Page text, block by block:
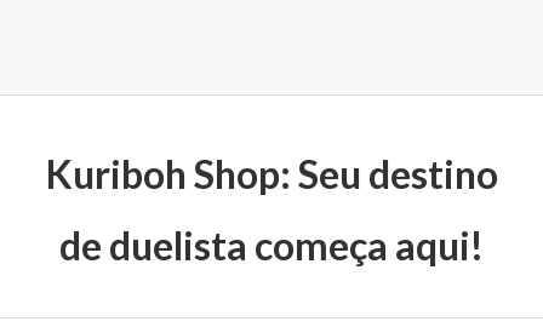
Kuriboh Shop: Seu destino
de duelista começa aqui!